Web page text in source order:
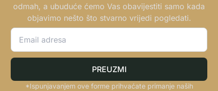
odmah, a ubuduće ćemo Vas obavijestiti samo kada
objavimo nešto što stvarno vrijedi pogledati.
PREUZMI
*Ispunjavanjem ove forme prihvaćate primanje naših